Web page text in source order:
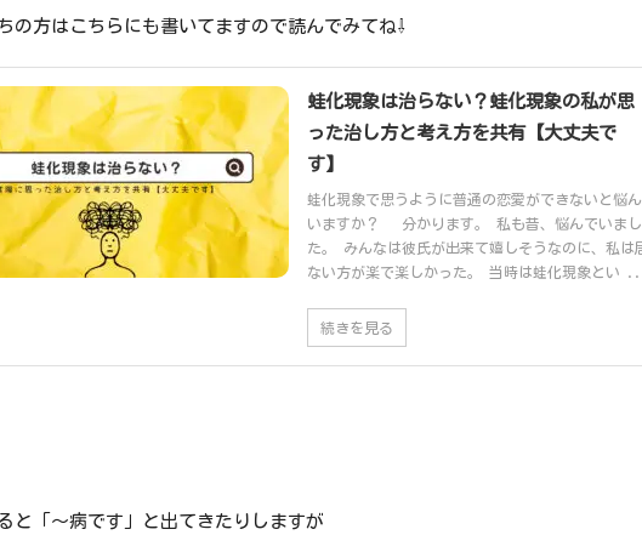
の方はこちらにも書いてますので読んでみてね⇩
蛙化現象は治らない？蛙化現象の私が思
った治し方と考え方を共有【大丈夫で
す】
蛙化現象で思うように普通の恋愛ができないと悩
いますか？ 分かります。 私も昔、悩んでいまし
た。 みんなは彼氏が出来て嬉しそうなのに、私は
ない方が楽で楽しかった。 当時は蛙化現象とい ...
続きを見る
と「〜病です」と出てきたりしますが